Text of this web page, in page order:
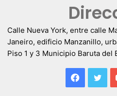
Calle Nueva York, entre calle
Janeiro, edificio Manzanillo,
Piso 1 y 3 Municipio Baruta del